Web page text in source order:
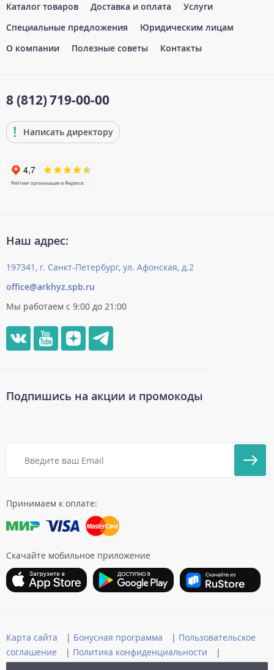
Каталог товаров Доставка и оплата
Услуги
Специальные предложения
Юридическим лицам
О компании
Полезные советы Контакты
8 (812)719-00-00
Написать директору
Наш адрес:
197341, г. Санкт-Петербург, ул. Афонская, д.2
office@arkhyz.spb.ru
Мы работаем с 9:00 до 21:00
Принимаем к оплате:
Скачайте мобильное приложение
Подпишись на акции и промокоды
Карта сайта | Бонусная программа | Пользовательское
соглашение
| Политика конфиденциальности
|
Публичная оферта